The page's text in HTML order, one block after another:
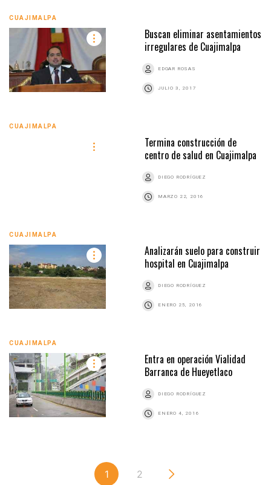
CUAJIMALPA
Buscan eliminar asentamientos
irregulares de Cuajimalpa
EDGAR ROSAS
JULIO 3, 2017
CUAJIMALPA
Termina construcción de
centro de salud en Cuajimalpa
DIEGO RODRÍGUEZ
MARZO 22, 2016
CUAJIMALPA
Analizarán suelo para construir
hospital en Cuajimalpa
DIEGO RODRÍGUEZ
ENERO 25, 2016
CUAJIMALPA
Entra en operación Vialidad
Barranca de Hueyetlaco
DIEGO RODRÍGUEZ
ENERO 4, 2016
1 2